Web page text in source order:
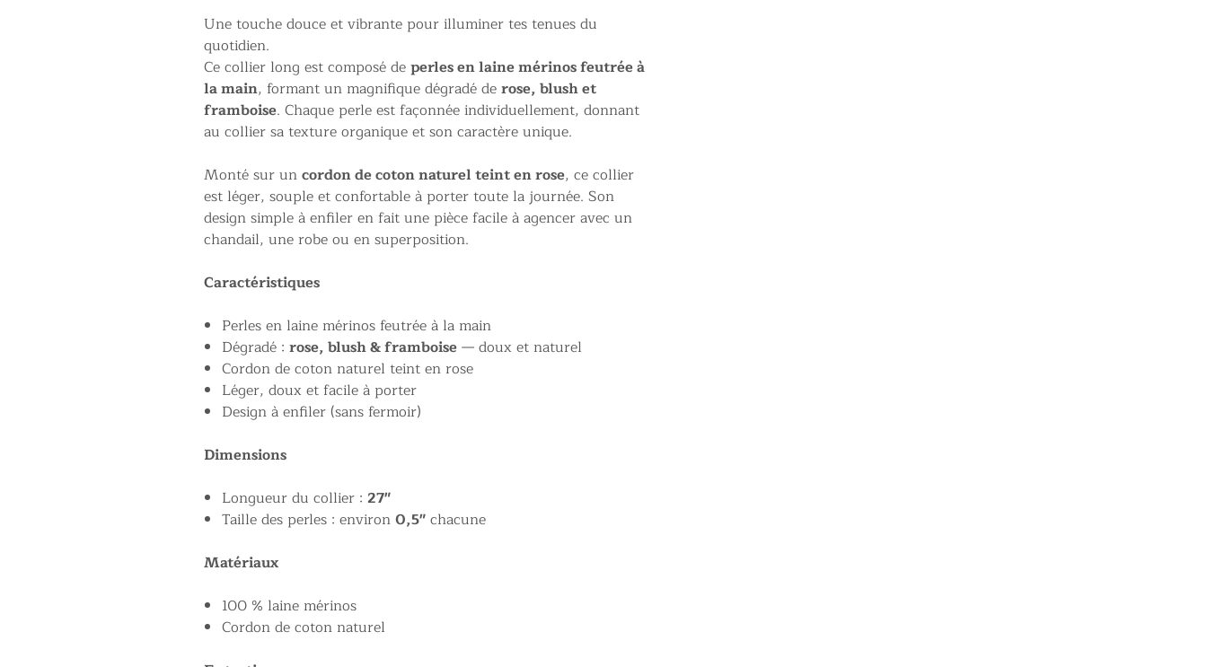
Une touche douce et vibrante pour illuminer tes tenues du
quotidien.
Ce collier long est composé deperles en laine mérinos feutrée à
la main, formant un magnifique dégradé derose, blush et
framboise. Chaque perle est façonnée individuellement, donnant
au collier sa texture organique et son caractère unique.
Monté sur uncordon de coton naturel teint en rose, ce collier
est léger, souple et confortable à porter toute la journée. Son
design simple à enfiler en fait une pièce facile à agencer avec un
chandail, une robe ou en superposition.
Caractéristiques
Perles en laine mérinos feutrée à la main
Dégradé : rose, blush & framboise— doux et naturel
Cordon de coton naturel teint en rose
Léger, doux et facile à porter
Design à enfiler (sans fermoir)
Dimensions
Longueur du collier : 27"
Taille des perles : environ0,5"chacune
Matériaux
100 % laine mérinos
Cordon de coton naturel